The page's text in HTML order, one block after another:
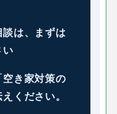
は、まずは
い
き家対策の
ください。